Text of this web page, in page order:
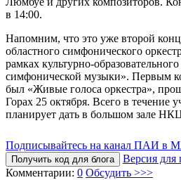
в 14:00.
Напомним, что это уже второй
областного симфонического
рамках культурно-
симфонической музыки». Первым
был «Живые голоса оркестра»,
Горах 25 октября. Всего в течение
планирует дать в большом зале
Подписывайтесь на канал ПАИ в
Получить код для блога
Версия для
Комментарии: 0 Обсудить >>>